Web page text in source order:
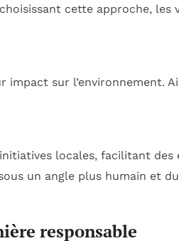
cette approche, les
sur l’environnement.
locales, facilitant des
un angle plus humain et
responsable